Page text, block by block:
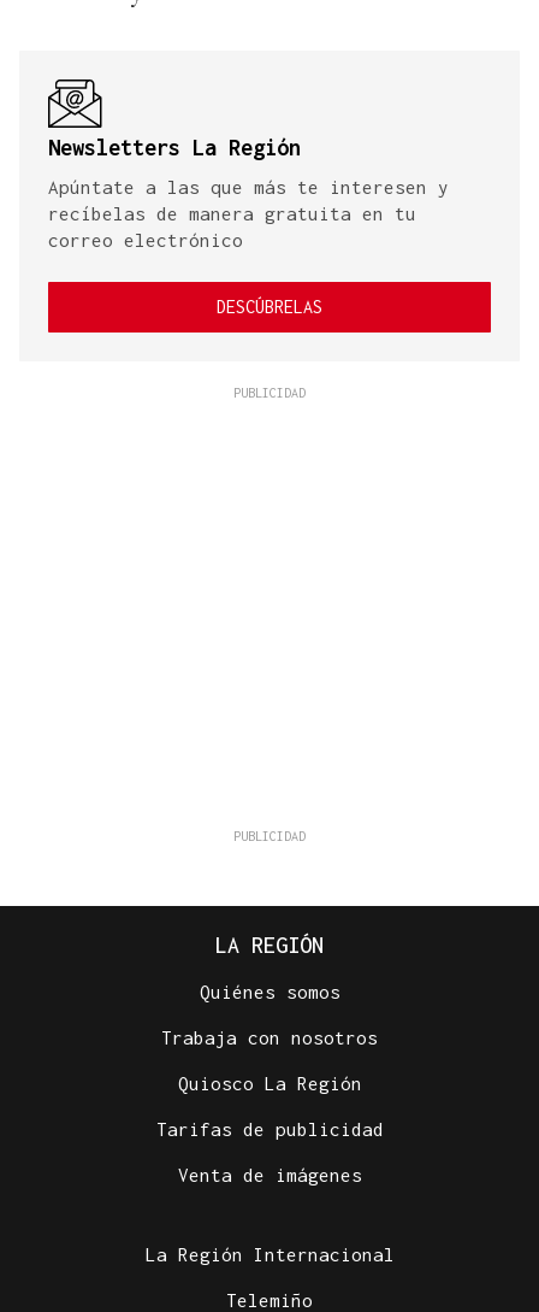
Newsletters La Región
Apúntate a las que más te interesen y
recíbelas de manera gratuita en tu
correo electrónico
DESCÚBRELAS
LA REGIÓN
Quiénes somos
Trabaja con nosotros
Quiosco La Región
Tarifas de publicidad
Venta de imágenes
La Región Internacional
Telemiño